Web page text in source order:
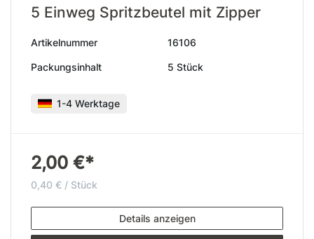
5 Einweg Spritzbeutel mit Zipper
Artikelnummer 16106
Packungsinhalt 5 Stück
1-4 Werktage
2,00 €*
0,40 € / Stück
Details anzeigen